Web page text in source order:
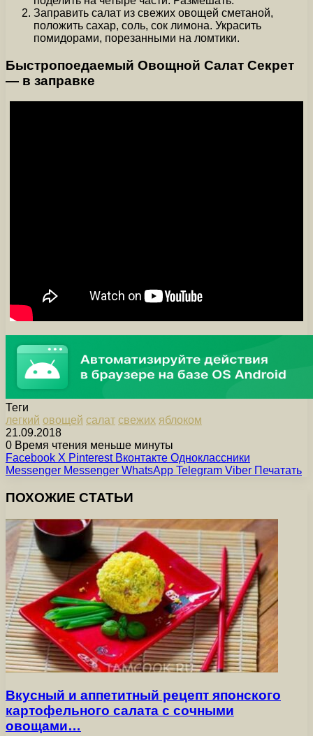
Заправить салат из свежих овощей сметаной,
положить сахар, соль, сок лимона. Украсить
помидорами, порезанными на ломтики.
Быстропоедаемый Овощной Салат Секрет
— в заправке
Теги
легкий овощей салат свежих яблоком
21.09.2018
0 Время чтения меньше минуты
Facebook X Pinterest Вконтакте Одноклассники
Messenger Messenger WhatsApp Telegram Viber Печатать
ПОХОЖИЕ СТАТЬИ
Вкусный и аппетитный рецепт японского
картофельного салата с сочными
овощами…